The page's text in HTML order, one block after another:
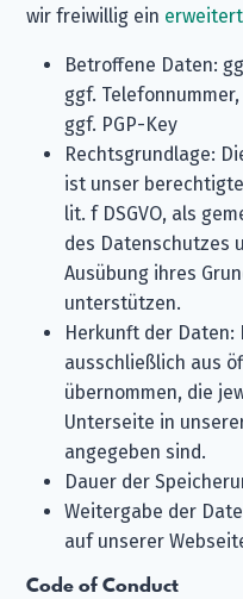
wir freiwillig ein
Betroffene Daten:
ggf.
ggf. PGP-Key
Rechtsgrundlage:
ist unser
lit. f DSGVO, als
des Datenschutzes
Ausübung ihres
unterstützen.
Herkunft der Daten:
ausschließlich aus
übernommen, die
Unterseite in
angegeben sind.
Dauer der
Weitergabe der
auf unserer
Code of Conduct